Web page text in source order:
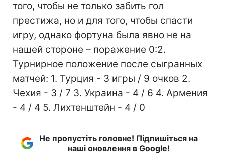
того, чтобы не только забить гол
престижа, но и для того, чтобы спасти
игру, однако фортуна была явно не на
нашей стороне – поражение 0:2.
Турнирное положение после сыгранных
матчей: 1. Турция - 3 игры / 9 очков 2.
Чехия - 3 / 7 3. Украина - 4 / 6 4. Армения
- 4 / 4 5. Лихтенштейн - 4 / 0
Не пропустіть головне! Підпишіться на
наші оновлення в Google!